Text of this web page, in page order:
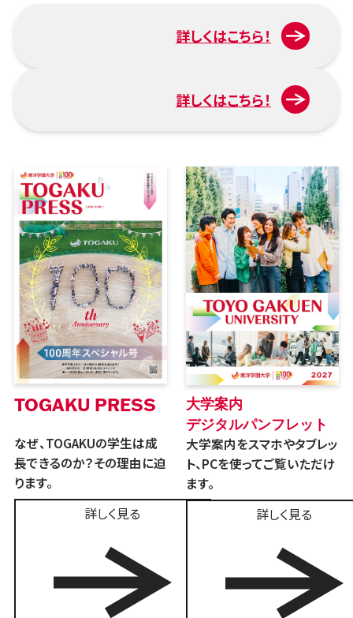
詳しくはこちら！
詳しくはこちら！
TOGAKU PRESS
なぜ、TOGAKUの学生は成
長できるのか？その理由に迫
ります。
詳しく見る
大学案内
デジタルパンフレット
大学案内をスマホやタブレッ
ト、PCを使ってご覧いただけ
ます。
詳しく見る